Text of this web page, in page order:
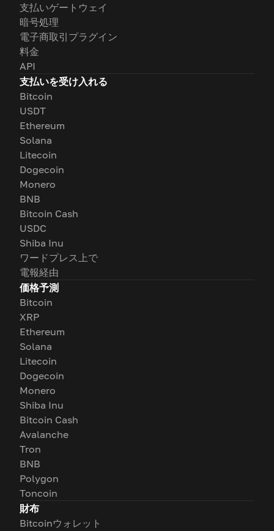
支払いゲートウェイ
暗号処理
電子商取引プラグイン
料金
API
支払いを受け入れる
Bitcoin
USDT
Ethereum
Solana
Litecoin
Dogecoin
Monero
BNB
Bitcoin Cash
USDC
Shiba Inu
ワードプレス上で
電報経由
価格予測
Bitcoin
XRP
Ethereum
Solana
Litecoin
Dogecoin
Monero
Shiba Inu
Bitcoin Cash
Avalanche
Tron
BNB
Polygon
Toncoin
財布
Bitcoinウォレット